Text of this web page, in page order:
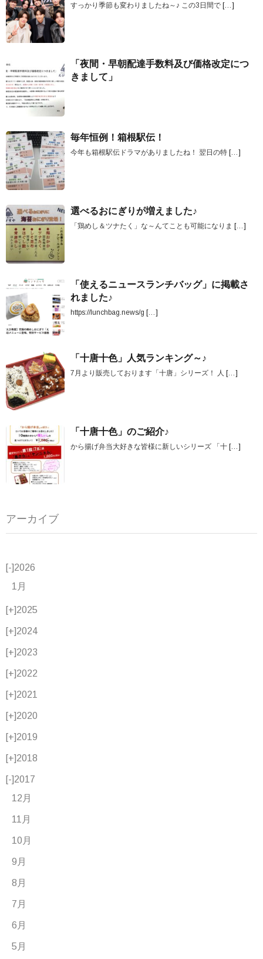
すっかり季節も変わりましたね～♪ この3日間で […]
「夜間・早朝配達手数料及び価格改定につ
きまして」
毎年恒例！箱根駅伝！
今年も箱根駅伝ドラマがありましたね！ 翌日の特 […]
選べるおにぎりが増えました♪
「鶏めし＆ツナたく」な～んてことも可能になりま […]
「使えるニュースランチバッグ」に掲載さ
れました♪
https://lunchbag.news/g […]
「十唐十色」人気ランキング～♪
7月より販売しております「十唐」シリーズ！ 人 […]
「十唐十色」のご紹介♪
から揚げ弁当大好きな皆様に新しいシリーズ 「十 […]
アーカイブ
[-]2026
1月
[+]2025
[+]2024
[+]2023
[+]2022
[+]2021
[+]2020
[+]2019
[+]2018
[-]2017
12月
11月
10月
9月
8月
7月
6月
5月